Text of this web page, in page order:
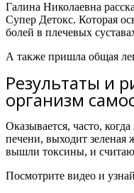
Галина Николаевна
Супер Детокс. Которая
болей в плечевых
А также пришла общая
Результаты и
организм
Оказывается, часто,
печени, выходит
вышли токсины, и
Посмотрите видео и